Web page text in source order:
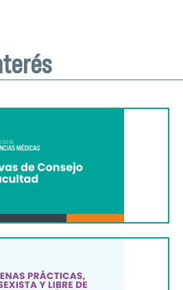
internacional organizado por la